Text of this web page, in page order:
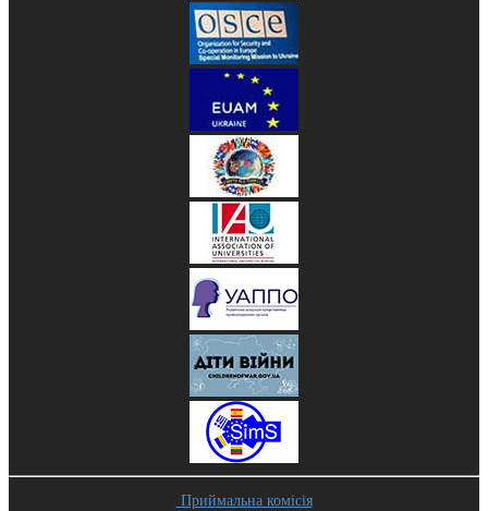
Приймальна комісія